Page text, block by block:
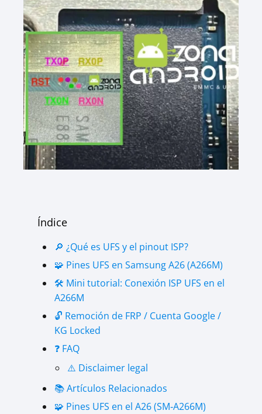
Índice
🔎 ¿Qué es UFS y el pinout ISP?
🧩 Pines UFS en Samsung A26 (A266M)
🛠 Mini tutorial: Conexión ISP UFS en el
A266M
🔓 Remoción de FRP / Cuenta Google /
KG Locked
❓ FAQ
⚠️ Disclaimer legal
📚 Artículos Relacionados
🧩 Pines UFS en el A26 (SM‑A266M)